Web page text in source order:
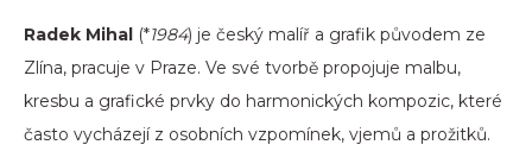
Radek Mihal (*1984) je český malíř a grafik původem ze
Zlína, pracuje v Praze. Ve své tvorbě propojuje malbu,
kresbu a grafické prvky do harmonických kompozic, které
často vycházejí z osobních vzpomínek, vjemů a prožitků.